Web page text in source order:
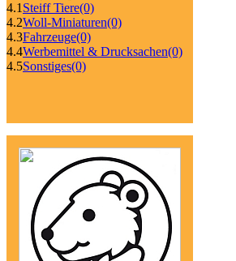
4.1 Steiff Tiere(0)
4.2Woll-Miniaturen(0)
4.3Fahrzeuge(0)
4.4Werbemittel & Drucksachen(0)
4.5Sonstiges(0)